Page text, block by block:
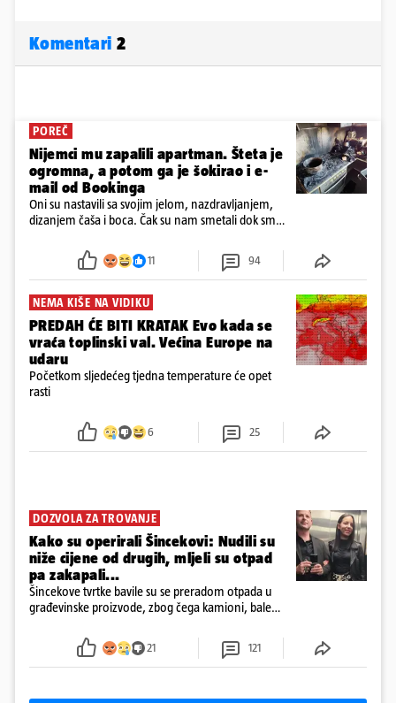
Komentari 2
POREČ
Nijemci mu zapalili apartman. Šteta je
ogromna, a potom ga je šokirao i e-
mail od Bookinga
Oni su nastavili sa svojim jelom, nazdravljanjem,
dizanjem čaša i boca. Čak su nam smetali dok smo
požar, rekao je vlasnik
11 94
NEMA KIŠE NA VIDIKU
PREDAH ĆE BITI KRATAK Evo kada se
vraća toplinski val. Većina Europe na
udaru
Početkom sljedećeg tjedna temperature će opet
rasti
6 25
DOZVOLA ZA TROVANJE
Kako su operirali Šincekovi: Nudili su
niže cijene od drugih, mljeli su otpad
pa zakapali...
Šincekove tvrtke bavile su se preradom otpada u
građevinske proizvode, zbog čega kamioni, bale
21 121